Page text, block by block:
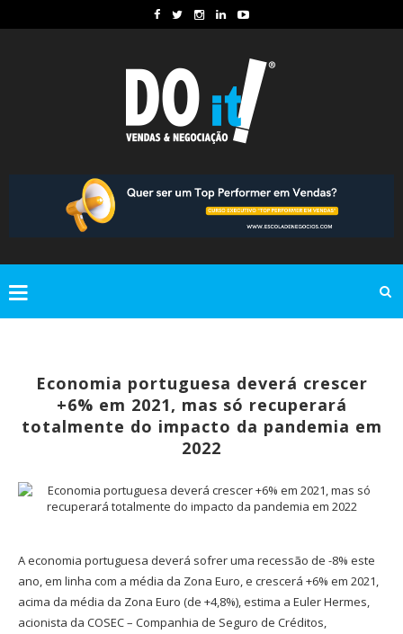
Economia portuguesa deverá crescer
+6% em 2021, mas só recuperará
totalmente do impacto da pandemia em
2022
A economia portuguesa deverá sofrer uma recessão de -8% este
ano, em linha com a média da Zona Euro, e crescerá +6% em 2021,
acima da média da Zona Euro (de +4,8%), estima a Euler Hermes,
acionista da COSEC – Companhia de Seguro de Créditos,